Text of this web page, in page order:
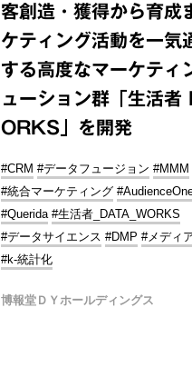
客創造・獲得から育成
ケティング活動を一気
する高度なマーケティ
ューション群「生活
ORKS」を開発
#CRM #データフュージョン #MMM
#統合マーケティング
#Querida #生活者_DATA_WORKS
#データサイエンス #DMP #メディ
#k-統計化
博報堂ＤＹホールディングス